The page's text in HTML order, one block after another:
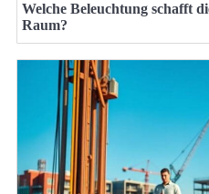
Welche Beleuchtung schafft
Raum?